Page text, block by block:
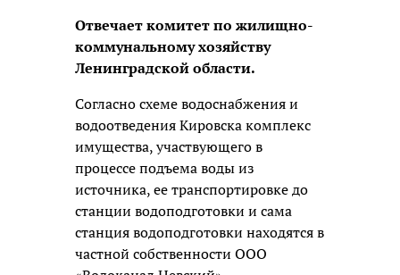
Отвечает комитет по жилищно-
коммунальному хозяйству
Ленинградской области.
Согласно схеме водоснабжения и
водоотведения Кировска комплекс
имущества, участвующего в
процессе подъема воды из
источника, ее транспортировке до
станции водоподготовки и сама
станция водоподготовки находятся в
частной собственности ООО